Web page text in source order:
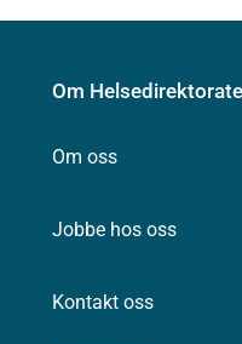
Om
Om oss
Jobbe hos oss
Kontakt oss